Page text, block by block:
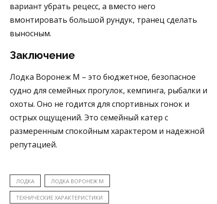
вариант убрать рецесс, а вместо него
вмонтировать большой рундук, транец сделать
выносным.
Заключение
Лодка Воронеж М – это бюджетное, безопасное
судно для семейных прогулок, кемпинга, рыбалки и
охоты. Оно не годится для спортивных гонок и
острых ощущений. Это семейный катер с
размеренным спокойным характером и надежной
репутацией.
ЛОДКА ЛОДКА ВОРОНЕЖ М
ТЕХНИЧЕСКИЕ ХАРАКТЕРИСТИКИ